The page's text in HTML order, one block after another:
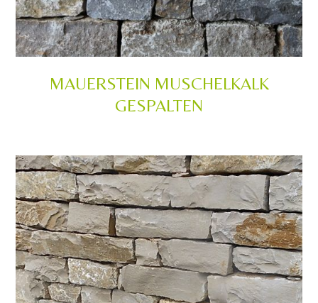
MAUERSTEIN MUSCHELKALK
GESPALTEN